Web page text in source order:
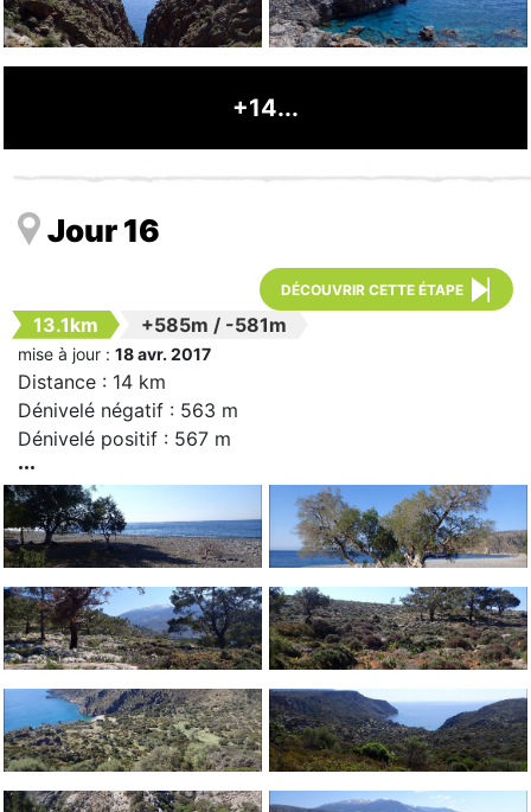
+14...
Jour 16
DÉCOUVRIR CETTE ÉTAPE
13.1km +585m / -581m
mise à jour : 18 avr. 2017
Distance : 14 km
Dénivelé négatif : 563 m
Dénivelé positif : 567 m